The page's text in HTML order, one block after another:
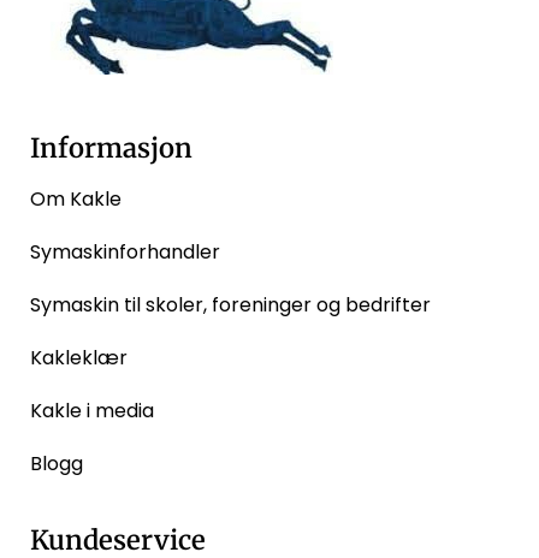
Informasjon
Om Kakle
Symaskinforhandler
Symaskin til skoler, foreninger og bedrifter
Kakleklær
Kakle i media
Blogg
Kundeservice